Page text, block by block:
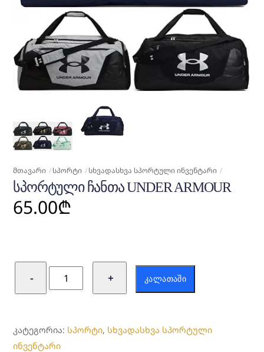
ᲛᲗᲐᲕᲐᲠᲘ ᲡᲞᲝᲠᲢᲘ ᲡᲮᲕᲐᲓᲐᲡᲮᲕᲐ ᲡᲞᲝᲠᲢᲣᲚᲘ ᲘᲜᲕᲔᲜᲢᲐᲠᲘ
ᲡᲞᲝᲠᲢᲣᲚᲘ ᲩᲐᲜᲗᲐ UNDER ARMOUR
65.00₾
−
რაოდენობა:
სპორტული
Armour
+ ᲙᲐᲚᲐᲗᲐᲨᲘ
ᲙᲐᲢᲔᲒᲝᲠᲘᲐ: სპორტი, სხვადასხვა სპორტული
ინვენტარი